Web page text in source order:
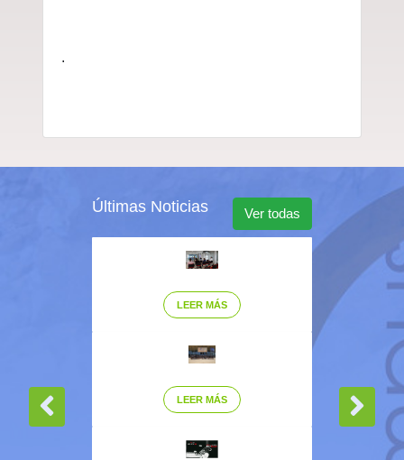
.
Últimas Noticias Ver todas
LEER MÁS
LEER MÁS